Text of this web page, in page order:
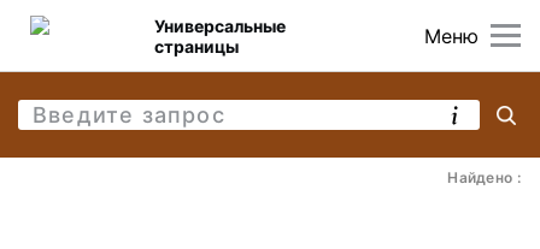
Меню
Универсальные
страницы
Найдено :